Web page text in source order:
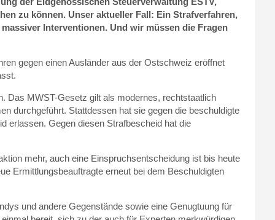
zu können. Unser aktueller Fall: Ein Strafverfahren,
Interventionen. Und wir müssen die Fragen
gegen einen Ausländer aus der Ostschweiz eröffnet
Das MWST-Gesetz gilt als modernes, rechtstaatlich
durchgeführt. Stattdessen hat sie gegen die beschuldigte
erlassen. Gegen diesen Strafbescheid hat die
mehr, auch eine Einspruchsentscheidung ist bis heute
Ermittlungsbeauftragte erneut bei dem Beschuldigten
und andere Gegenstände sowie eine Genugtuung für